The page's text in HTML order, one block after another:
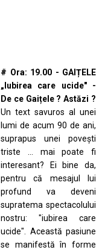
# Ora: 19.00 - GAIȚELE
„Iubirea care ucide" -
De ce Gaițele ? Astăzi ?
Un text savuros al unei
lumi de acum 90 de ani,
suprapus unei povești
triste ... mai poate fi
interesant? Ei bine da,
pentru că mesajul lui
profund va deveni
supratema spectacolului
nostru: "iubirea care
ucide". Această pasiune
se manifestă în forme